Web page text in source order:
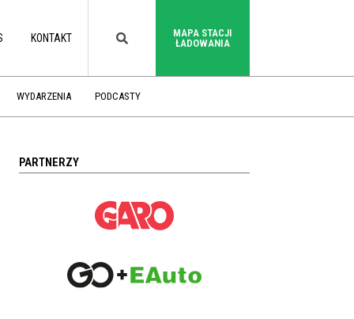
KONTAKT
MAPA STACJI
ŁADOWANIA
WYDARZENIA PODCASTY
PARTNERZY